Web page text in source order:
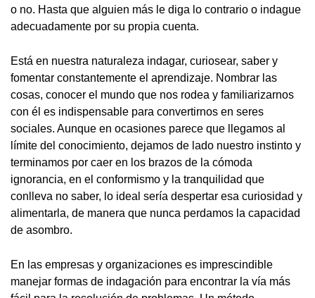
o no. Hasta que alguien más le diga lo contrario o indague
adecuadamente por su propia cuenta.
Está en nuestra naturaleza indagar, curiosear, saber y
fomentar constantemente el aprendizaje. Nombrar las
cosas, conocer el mundo que nos rodea y familiarizarnos
con él es indispensable para convertirnos en seres
sociales. Aunque en ocasiones parece que llegamos al
límite del conocimiento, dejamos de lado nuestro instinto y
terminamos por caer en los brazos de la cómoda
ignorancia, en el conformismo y la tranquilidad que
conlleva no saber, lo ideal sería despertar esa curiosidad y
alimentarla, de manera que nunca perdamos la capacidad
de asombro.
En las empresas y organizaciones es imprescindible
manejar formas de indagación para encontrar la vía más